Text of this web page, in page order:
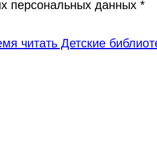
персональных данных *
читать Детские